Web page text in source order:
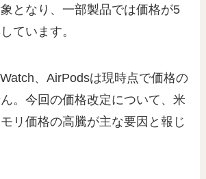
となり、一部製品では価格が5
ています。
、AirPodsは現時点で価格の
。今回の価格改定について、米
リ価格の高騰が主な要因と報じ